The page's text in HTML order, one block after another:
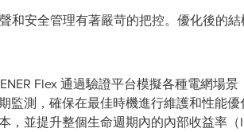
和安全管理有著嚴苛的把控。優化後的
Flex 通過驗證平台模擬各種電網場
監測，確保在最佳時機進行維護和性能
並提升整個生命週期內的內部收益率（